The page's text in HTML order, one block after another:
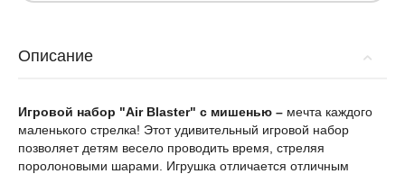
Описание
Игровой набор "Air Blaster" с мишенью – мечта каждого
маленького стрелка! Этот удивительный игровой набор
позволяет детям весело проводить время, стреляя
поролоновыми шарами. Игрушка отличается отличным